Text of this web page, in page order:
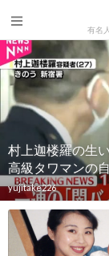
有名
村上迦楼羅の生
高級タワマンの
yujitake226